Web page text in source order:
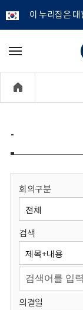
이 누리집은
메
기
-
회의구분
검색
의결일